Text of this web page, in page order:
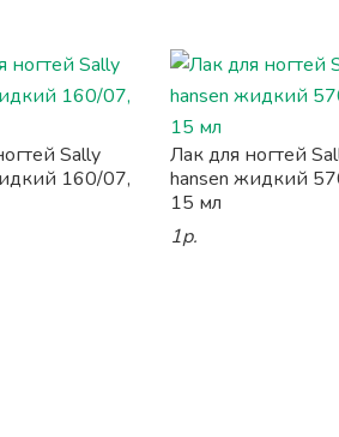
Sally
160/07,
Лак для ногтей
hansen жидкий
15 мл
1р.